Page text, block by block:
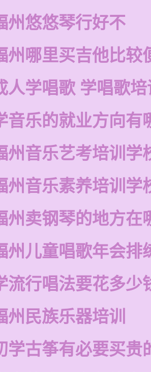
州悠悠琴行好不
州哪里买吉他比较
人学唱歌 学唱歌
音乐的就业方向有
州音乐艺考培训学
州音乐素养培训学
州卖钢琴的地方在
州儿童唱歌年会排
流行唱法要花多少
州民族乐器培训
学古筝有必要买贵